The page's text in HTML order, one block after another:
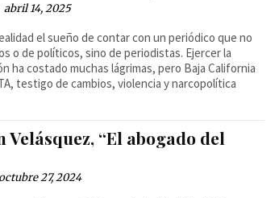
abril 14, 2025
el sueño de contar con un periódico que no
o de políticos, sino de periodistas. Ejercer la
ha costado muchas lágrimas, pero Baja California
testigo de cambios, violencia y narcopolítica
Velásquez, “El abogado del
octubre 27, 2024